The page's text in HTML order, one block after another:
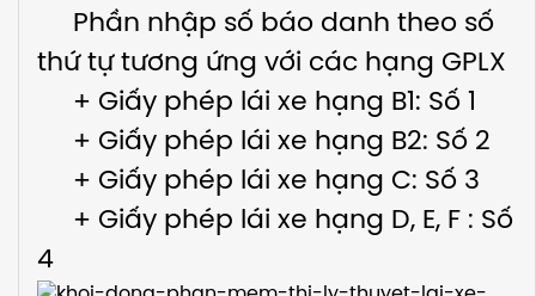
Phần nhập số báo danh theo số
thứ tự tương ứng với các hạng GPLX
+ Giấy phép lái xe hạng B1: Số 1
+ Giấy phép lái xe hạng B2: Số 2
+ Giấy phép lái xe hạng C: Số 3
+ Giấy phép lái xe hạng D, E, F : Số
4